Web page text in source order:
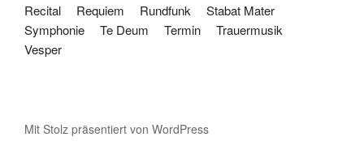
Recital
Requiem Rundfunk
Stabat Mater
Symphonie
Te Deum Termin
Trauermusik
Vesper
Mit Stolz präsentiert von WordPress